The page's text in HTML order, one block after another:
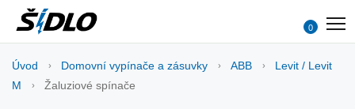
0
Úvod Domovní vypínače a zásuvky ABB
Levit / Levit
M
Žaluziové spínače